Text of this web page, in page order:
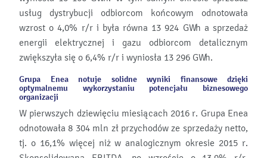
usług dystrybucji odbiorcom końcowym odnotowała
wzrost o 4,0% r/r i była równa 13 924 GWh a sprzedaż
energii elektrycznej i gazu odbiorcom detalicznym
zwiększyła się o 6,4% r/r i wyniosła 13 296 GWh.
Grupa Enea notuje solidne wyniki finansowe dzięki
optymalnemu wykorzystaniu potencjału biznesowego
organizacji
W pierwszych dziewięciu miesiącach 2016 r. Grupa Enea
odnotowała 8 304 mln zł przychodów ze sprzedaży netto,
tj. o 16,1% więcej niż w analogicznym okresie 2015 r.